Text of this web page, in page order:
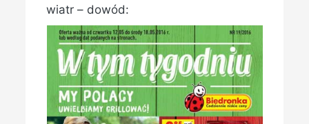
wiatr – dowód: